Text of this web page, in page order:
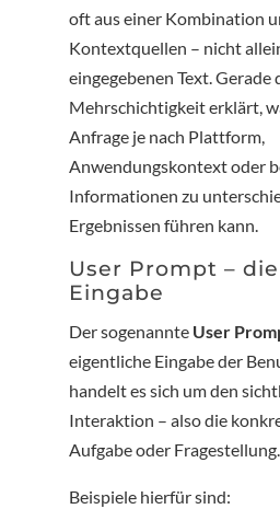
oft aus einer Kombination
Kontextquellen – nicht
eingegebenen Text. Gerade
Mehrschichtigkeit erklärt,
Anfrage je nach Plattform,
Anwendungskontext oder
Informationen zu
Ergebnissen führen kann.
User Prompt –
Eingabe
Der sogenannte User
eigentliche Eingabe der
handelt es sich um den
Interaktion – also die
Aufgabe oder Fragestellung.
Beispiele hierfür sind: